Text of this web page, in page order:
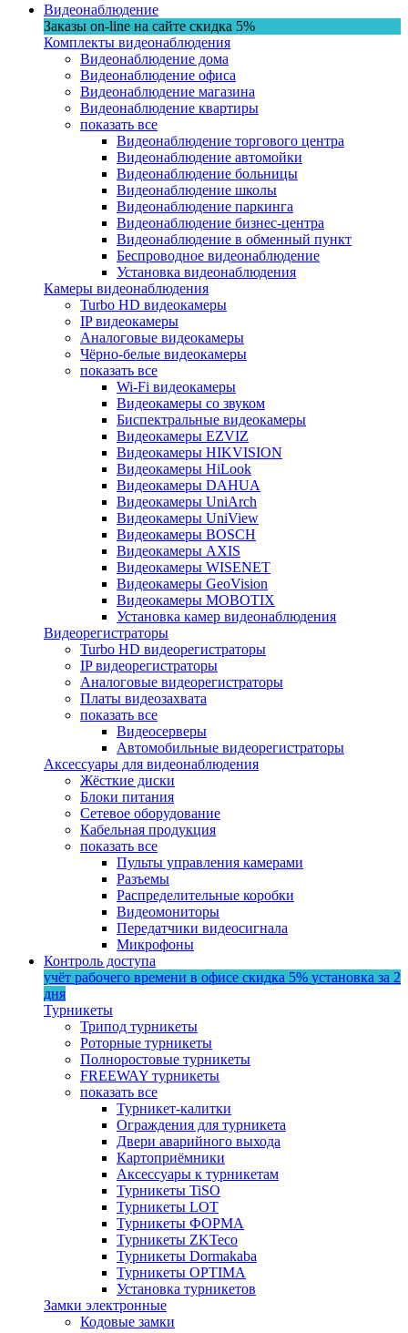
Видеонаблюдение
Заказы on-line на сaйте скидка 5%
Комплекты видеонаблюдения
Видеонаблюдение дома
Видеонаблюдение офиса
Видеонаблюдение магазина
Видеонаблюдение квартиры
показать все
Видеонаблюдение торгового центра
Видеонаблюдение автомойки
Видеонаблюдение больницы
Видеонаблюдение школы
Видеонаблюдение паркинга
Видеонаблюдение бизнес-центра
Видеонаблюдение в обменный пункт
Беспроводное видеонаблюдение
Установка видеонаблюдения
Камеры видеонаблюдения
Turbo HD видеокамеры
IP видеокамеры
Аналоговые видеокамеры
Чёрно-белые видеокамеры
показать все
Wi-Fi видеокамеры
Видеокамеры со звуком
Биспектральные видеокамеры
Видеокамеры EZVIZ
Видеокамеры HIKVISION
Видеокамеры HiLook
Видеокамеры DAHUA
Видеокамеры UniArch
Видеокамеры UniView
Видеокамеры BOSCH
Видеокамеры AXIS
Видеокамеры WISENET
Видеокамеры GeoVision
Видеокамеры MOBOTIX
Установка камер видеонаблюдения
Видеорегистраторы
Turbo HD видеорегистраторы
IP видеорегистраторы
Аналоговые видеорегистраторы
Платы видеозахвата
показать все
Видеосерверы
Автомобильные видеорегистраторы
Аксессуары для видеонаблюдения
Жёсткие диски
Блоки питания
Сетевое оборудование
Кабельная продукция
показать все
Пульты управления камерами
Разъемы
Распределительные коробки
Видеомониторы
Передатчики видеосигнала
Микрофоны
Контроль доступа
учёт рабочего времени в офисе скидка 5% установка за 2
дня
Турникеты
Трипод турникеты
Роторные турникеты
Полноростовые турникеты
FREEWAY турникеты
показать все
Турникет-калитки
Ограждения для турникета
Двери аварийного выхода
Картоприёмники
Аксессуары к турникетам
Турникеты TiSO
Турникеты LOT
Турникеты ФОРМА
Турникеты ZKTeco
Турникеты Dormakaba
Турникеты OPTIMA
Установка турникетов
Замки электронные
Кодовые замки